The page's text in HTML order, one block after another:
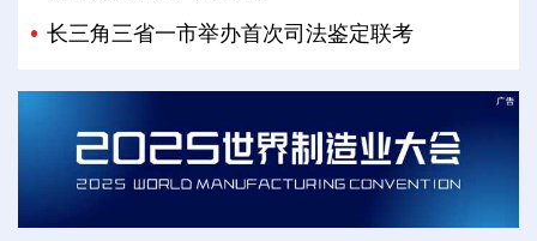
长三角三省一市举办首次司法鉴定联考